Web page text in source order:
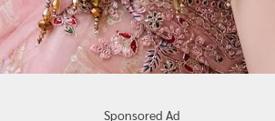
Sponsored Ad